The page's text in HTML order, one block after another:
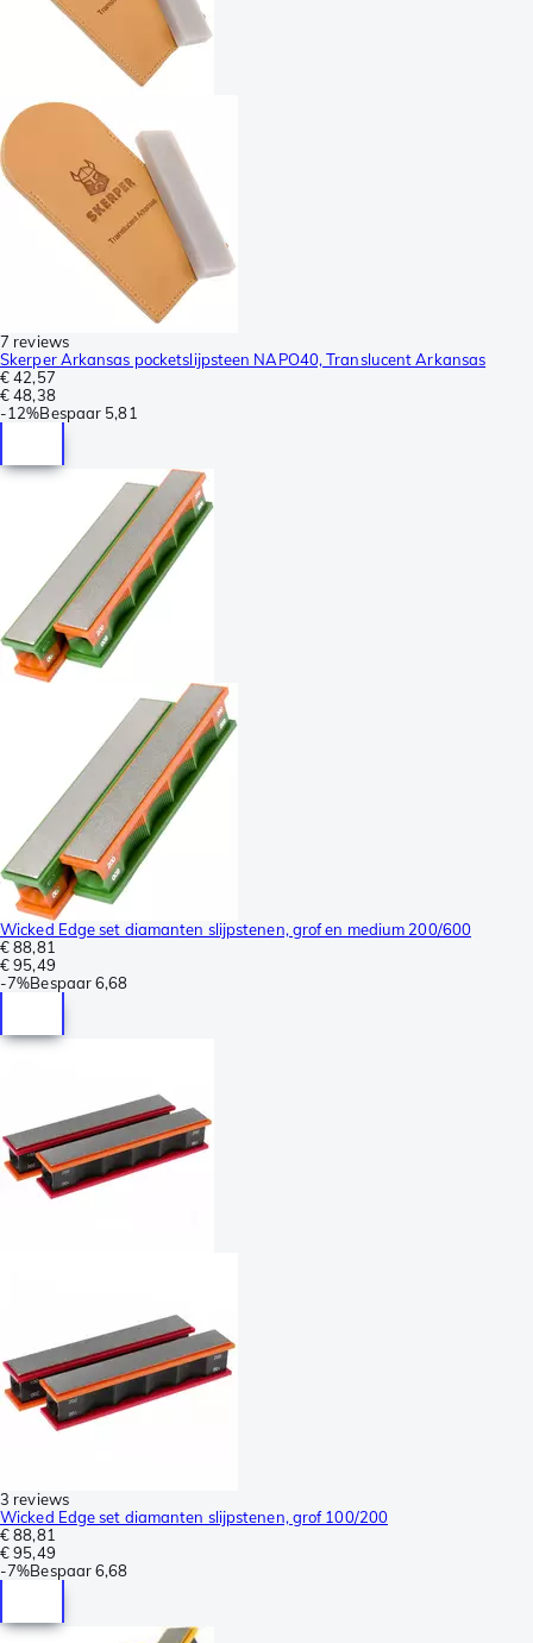
7 reviews
Skerper Arkansas pocketslijpsteen NAPO40, Translucent Arkansas
€ 42,57
€ 48,38
-12%Bespaar 5,81
Wicked Edge set diamanten slijpstenen, grof en medium 200/600
€ 88,81
€ 95,49
-7%Bespaar6,68
3 reviews
Wicked Edge set diamanten slijpstenen, grof 100/200
€ 88,81
€ 95,49
-7%Bespaar6,68